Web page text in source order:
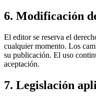
6. Modificación
El editor se reserva el
cualquier momento. Los
su publicación. El uso
aceptación.
7. Legislación